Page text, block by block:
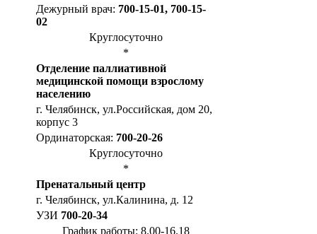
Дежурный врач: 700-15-01, 700-15-
02
Круглосуточно
*
Отделение паллиативной
медицинской помощи взрослому
населению
г. Челябинск, ул.Российская, дом 20,
корпус 3
Ординаторская: 700-20-26
Круглосуточно
*
Пренатальный центр
г. Челябинск, ул.Калинина, д. 12
УЗИ 700-20-34
График работы: 8.00-16.18